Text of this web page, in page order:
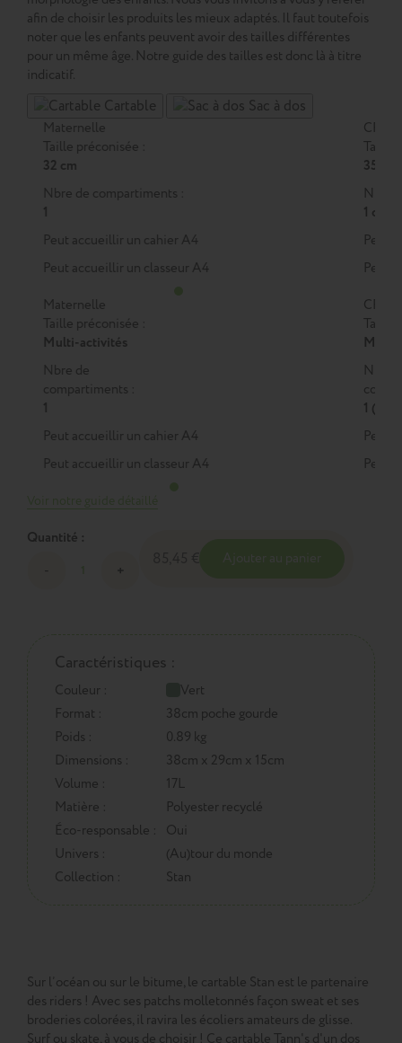
afin de choisir les produits les mieux adaptés. Il faut toutefois
noter que les enfants peuvent avoir des tailles différentes
pour un même âge. Notre guide des tailles est donc là à titre
indicatif.
Cartable Sac à dos
Maternelle
Taille préconisée :
32 cm
Nbre de compartiments :
1
Peut accueillir un cahier A4
Peut accueillir un classeur A4
CP
Taille
35 cm
Nbre
1 ou 2
Peut
Peut
Maternelle
Taille préconisée :
Multi-activités
Nbre de
compartiments :
1
Peut accueillir un cahier A4
Peut accueillir un classeur A4
CP
Taille
M
Nbre
1 (M)
Peut
Peut
Quantité :
Caractéristiques :
Couleur :
Vert
Format :
38cm poche gourde
Poids :
0.89 kg
Dimensions :
38cm x 29cm x 15cm
Volume :
17L
Matière :
Polyester recyclé
Éco-responsable :
Oui
Univers :
(Au)tour du monde
Collection :
Stan
Sur l’océan ou sur le bitume, le cartable Stan est le partenaire
des riders ! Avec ses patchs molletonnés façon sweat et ses
broderies colorées, il ravira les écoliers amateurs de glisse.
Surf ou skate, à vous de choisir ! Ce cartable Tann's d'un dos